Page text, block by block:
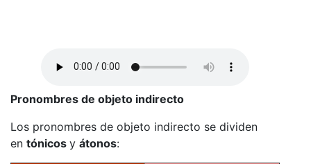
Pronombres de objeto indirecto
Los pronombres de objeto indirecto se dividen
en tónicos y átonos: